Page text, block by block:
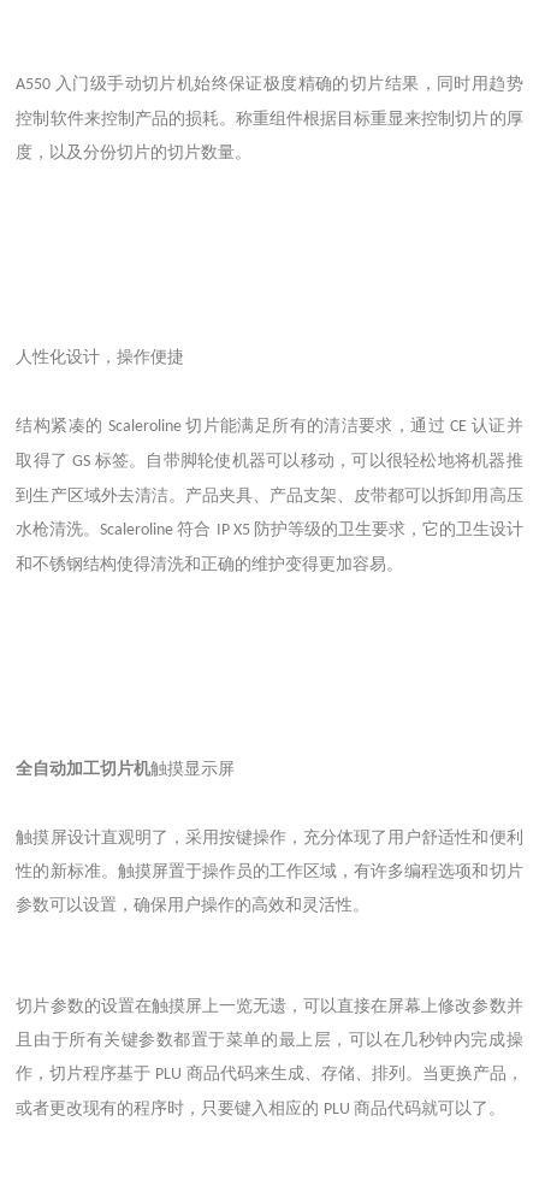
A550 入门级手动切片机始终保证极度精确的切片结果，同时用趋势
控制软件来控制产品的损耗。称重组件根据目标重显来控制切片的厚
度，以及分份切片的切片数量。
人性化设计，操作便捷
结构紧凑的 Scaleroline切片能满足所有的清洁要求，通过CE 认证并
取得了GS 标签。自带脚轮使机器可以移动，可以很轻松地将机器推
到生产区域外去清洁。产品夹具、产品支架、皮带都可以拆卸用高压
水枪清洗。Scaleroline符合 IP X5 防护等级的卫生要求，它的卫生设计
和不锈钢结构使得清洗和正确的维护变得更加容易。
全自动加工切片机触摸显示屏
触摸屏设计直观明了，采用按键操作，充分体现了用户舒适性和便利
性的新标准。触摸屏置于操作员的工作区域，有许多编程选项和切片
参数可以设置，确保用户操作的高效和灵活性。
切片参数的设置在触摸屏上一览无遗，可以直接在屏幕上修改参数并
且由于所有关键参数都置于菜单的最上层，可以在几秒钟内完成操
作，切片程序基于 PLU 商品代码来生成、存储、排列。当更换产品，
或者更改现有的程序时，只要键入相应的 PLU 商品代码就可以了。